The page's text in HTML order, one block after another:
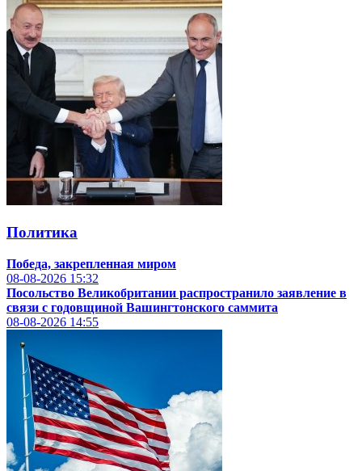
Политика
Победа, закрепленная миром
08-08-2026 15:32
Посольство Великобритании распространило заявление в
связи с годовщиной Вашингтонского саммита
08-08-2026 14:55